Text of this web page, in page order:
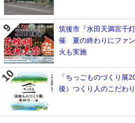
筑後市『水田天満宮千
催 夏の終わりにファ
火も実施
「ちっごものづくり展
後）つくり人のこだわ